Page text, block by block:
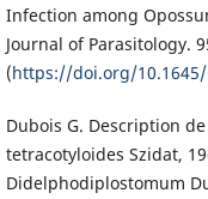
Infection among
Journal of Parasitology.
(https://doi.org/10.1645/
Dubois G. Description
tetracotyloides Szidat,
Didelphodiplostomum